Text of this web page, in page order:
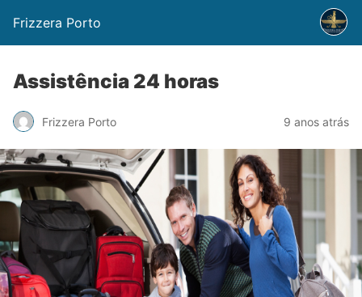
Frizzera Porto
Assistência 24 horas
Frizzera Porto 9 anos atrás